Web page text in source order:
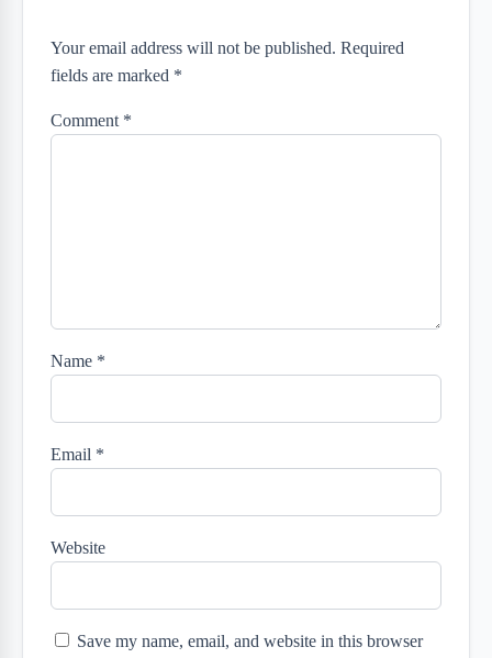
Your email address will not be published. Required
fields are marked *
Comment *
Name *
Email *
Website
Save my name, email, and website in this browser